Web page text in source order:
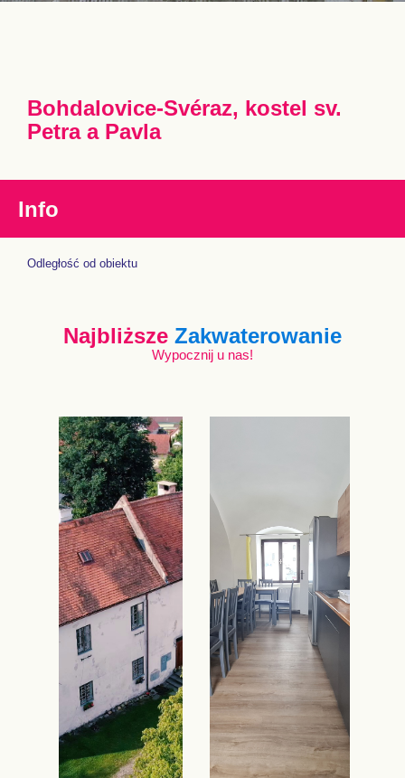
Bohdalovice-Svéraz, kostel sv.
Petra a Pavla
Info
Odległość od obiektu
Najbliższe Zakwaterowanie
Wypocznij u nas!